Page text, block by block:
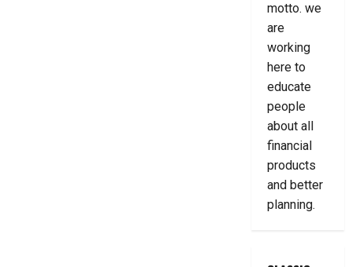
motto. we
are
working
here to
educate
people
about all
financial
products
and better
planning.